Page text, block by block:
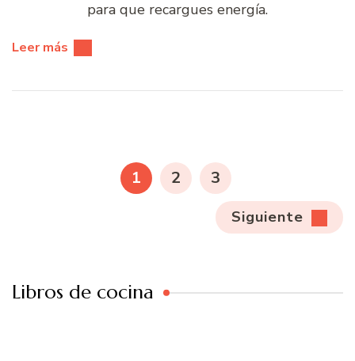
para que recargues energía.
Leer más
PÁGINA
1 PÁGINA
2 PÁGINA
3
Siguiente
Libros de cocina